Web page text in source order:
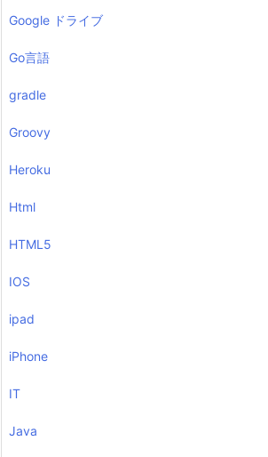
Google ドライブ
Go言語
gradle
Groovy
Heroku
Html
HTML5
IOS
ipad
iPhone
IT
Java